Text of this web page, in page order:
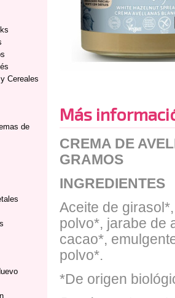
Cereales
de
Más
CREMA DE
GRAMOS
INGREDIENTES
Aceite de
polvo*, jarabe de
cacao*,
polvo*.
*De origen